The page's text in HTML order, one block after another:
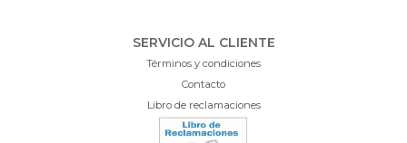
SERVICIO AL CLIENTE
Términos y condiciones
Contacto
Libro de reclamaciones